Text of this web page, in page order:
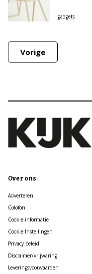
gadgets
Vorige
Over ons
Adverteren
Colofon
Cookie informatie
Cookie Instellingen
Privacy beleid
Disclaimer/vrijwaring
Leveringsvoorwaarden